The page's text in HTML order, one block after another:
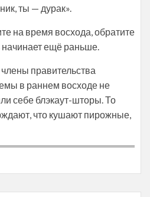
ты — дурак».
на время восхода, обратите
начинает ещё раньше.
правительства
в раннем восходе не
себе блэкаут-шторы. То
что кушают пирожные,